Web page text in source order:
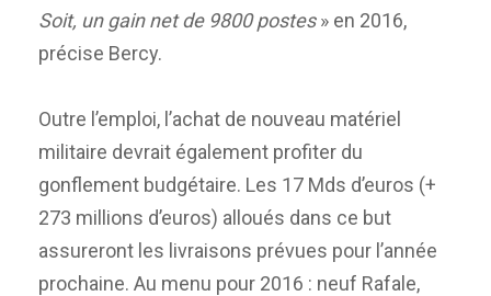
Soit, un gain net de 9800 postes» en 2016,
précise Bercy.
Outre l’emploi, l’achat de nouveau matériel
militaire devrait également profiter du
gonflement budgétaire. Les 17 Mds d’euros (+
273 millions d’euros) alloués dans ce but
assureront les livraisons prévues pour l’année
prochaine. Au menu pour 2016 : neuf Rafale,